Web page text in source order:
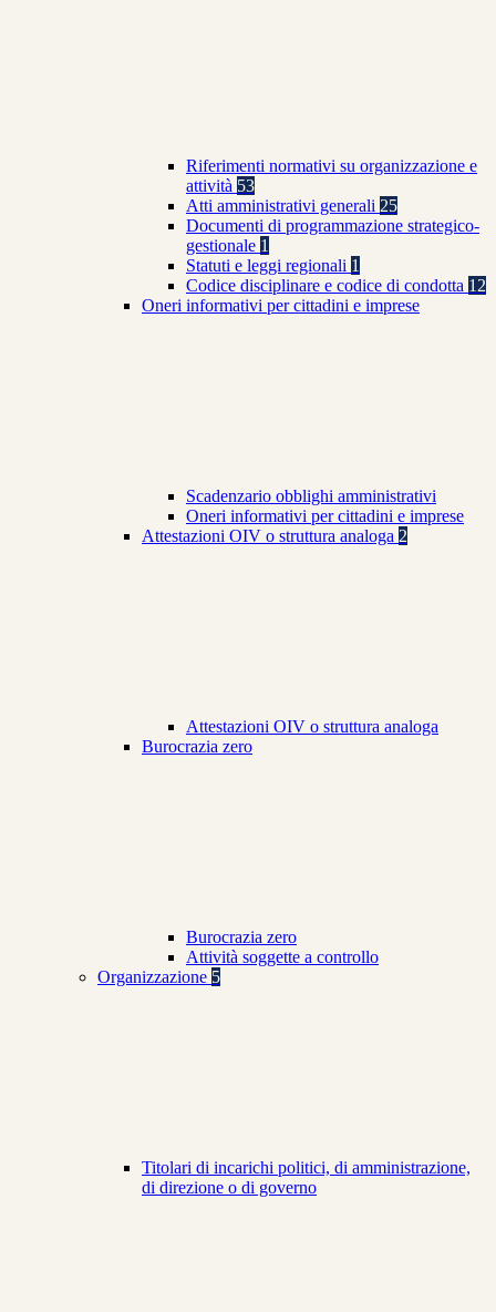
Riferimenti normativi su organizzazione e
attività 53
Atti amministrativi generali 25
Documenti di programmazione strategico-
gestionale 1
Statuti e leggi regionali 1
Codice disciplinare e codice di condotta 12
Oneri informativi per cittadini e imprese
Scadenzario obblighi amministrativi
Oneri informativi per cittadini e imprese
Attestazioni OIV o struttura analoga 2
Attestazioni OIV o struttura analoga
Burocrazia zero
Burocrazia zero
Attività soggette a controllo
Organizzazione 5
Titolari di incarichi politici, di amministrazione,
di direzione o di governo